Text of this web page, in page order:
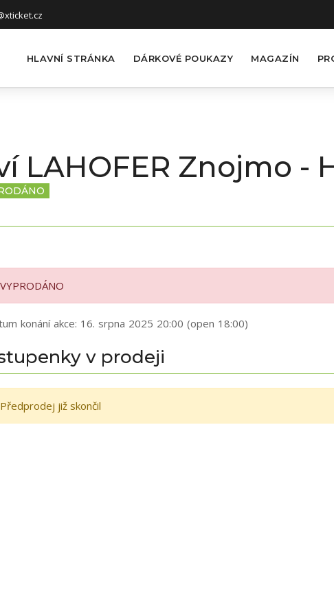
HLAVNÍ STRÁNKA DÁRKOVÉ POUKAZY MAGAZÍN
LAHOFER Znojmo -
VYPRODÁNO
konání akce: 16. srpna 2025 20:00 (open 18:00)
v prodeji
Předprodej již skončil